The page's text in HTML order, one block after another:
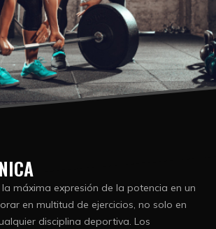
máxima expresión de la potencia en un
en multitud de ejercicios, no solo en
disciplina deportiva. Los